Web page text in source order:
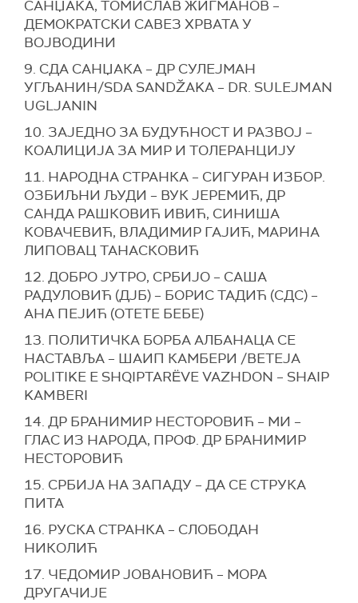
САНЏАКА, ТОМИСЛАВ ЖИГМАНОВ –
ДЕМОКРАТСКИ САВЕЗ ХРВАТА У
ВОЈВОДИНИ
9. СДА САНЏАКА – ДР СУЛЕЈМАН
УГЉАНИН/SDA SANDŽAKA – DR. SULEJMAN
UGLJANIN
10. ЗАЈЕДНО ЗА БУДУЋНОСТ И РАЗВОЈ –
КОАЛИЦИЈА ЗА МИР И ТОЛЕРАНЦИЈУ
11. НАРОДНА СТРАНКА – СИГУРАН ИЗБОР.
ОЗБИЉНИ ЉУДИ – ВУК ЈЕРЕМИЋ, ДР
САНДА РАШКОВИЋ ИВИЋ, СИНИША
КОВАЧЕВИЋ, ВЛАДИМИР ГАЈИЋ, МАРИНА
ЛИПОВАЦ ТАНАСКОВИЋ
12. ДОБРО ЈУТРО, СРБИЈО – САША
РАДУЛОВИЋ (ДЈБ) – БОРИС ТАДИЋ (СДС) –
АНА ПЕЈИЋ (ОТЕТЕ БЕБЕ)
13. ПОЛИТИЧКА БОРБА АЛБАНАЦА СЕ
НАСТАВЉА – ШАИП КАМБЕРИ /BETEJA
POLITIKE E SHQIPTARËVE VAZHDON – SHAIP
KAMBERI
14. ДР БРАНИМИР НЕСТОРОВИЋ – МИ –
ГЛАС ИЗ НАРОДА, ПРОФ. ДР БРАНИМИР
НЕСТОРОВИЋ
15. СРБИЈА НА ЗАПАДУ – ДА СЕ СТРУКА
ПИТА
16. РУСКА СТРАНКА – СЛОБОДАН
НИКОЛИЋ
17. ЧЕДОМИР ЈОВАНОВИЋ – МОРА
ДРУГАЧИЈЕ